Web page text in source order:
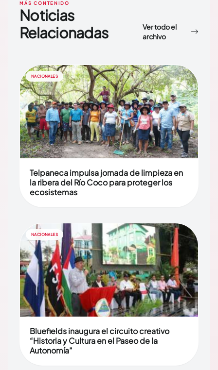
MÁS CONTENIDO
Noticias
Relacionadas
Ver todo el
archivo
NACIONALES
Telpaneca impulsa jornada de limpieza en
la ribera del Río Coco para proteger los
ecosistemas
NACIONALES
Bluefields inaugura el circuito creativo
“Historia y Cultura en el Paseo de la
Autonomía”